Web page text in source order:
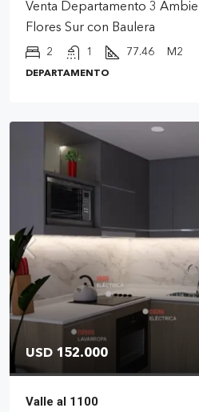
Venta Departamento 3
Flores Sur con Baulera
2 1 77.46 M2
DEPARTAMENTO
USD 152.000
Valle al 1100